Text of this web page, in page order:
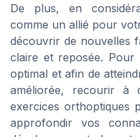
De plus, en
comme un allié pour
découvrir de nouvelles
claire et reposée. Pour
optimal et afin de
améliorée, recourir à
exercices orthoptiques
approfondir vos